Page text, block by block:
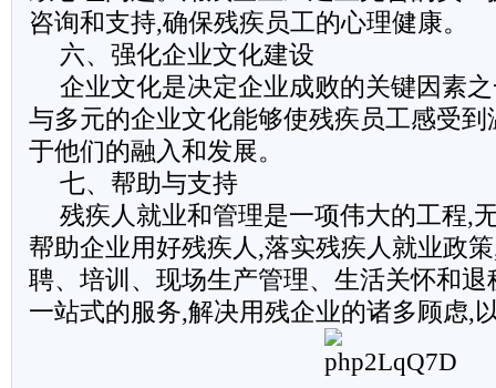
咨询和支持,确保残疾员工的心理健康。
六、强化企业文化建设
企业文化是决定企业成败的关键因素
与多元的企业文化能够使残疾员工感受
于他们的融入和发展。
七、帮助与支持
残疾人就业和管理是一项伟大的工程,
帮助企业用好残疾人,落实残疾人就业政
聘、培训、现场生产管理、生活关怀和
一站式的服务,解决用残企业的诸多顾虑,